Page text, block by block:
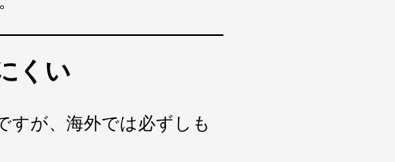
くい
すが、海外では必ずしも